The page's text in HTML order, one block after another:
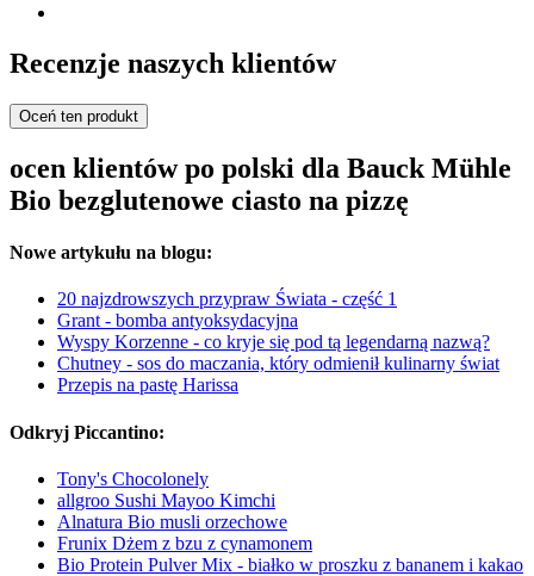
Recenzje naszych klientów
Oceń ten produkt
ocen klientów po polski dla Bauck Mühle
Bio bezglutenowe ciasto na pizzę
Nowe artykułu na blogu:
20 najzdrowszych przypraw Świata - część 1
Grant - bomba antyoksydacyjna
Wyspy Korzenne - co kryje się pod tą legendarną nazwą?
Chutney - sos do maczania, który odmienił kulinarny świat
Przepis na pastę Harissa
Odkryj Piccantino:
Tony's Chocolonely
allgroo Sushi Mayoo Kimchi
Alnatura Bio musli orzechowe
Frunix Dżem z bzu z cynamonem
Bio Protein Pulver Mix - białko w proszku z bananem i kakao